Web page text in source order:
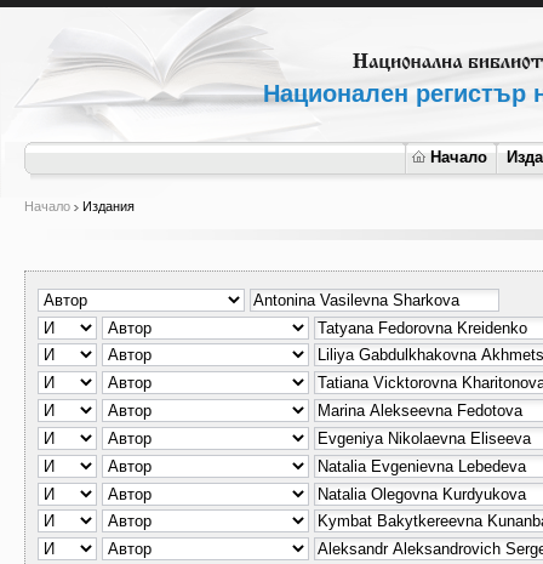
Национален регистър
Начало
Начало Издания